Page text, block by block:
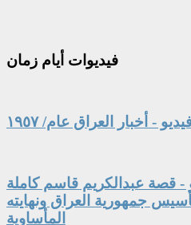
فيديوات أيام زمان
- أخبار العراق عام/ ١٩٥٧
- قصة عبدالكريم قاسم كاملة
جمهورية العراق ونهايته
المأساوية